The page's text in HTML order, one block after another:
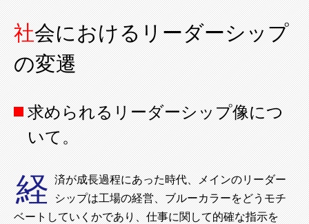
社会におけるリーダーシップ
の変遷
求められるリーダーシップ像につ
いて。
経 済が成長過程にあった時代、メインのリーダー
シップは工場の経営、ブルーカラーをどうモチ
ベートしていくかであり、仕事に関して的確な指示を